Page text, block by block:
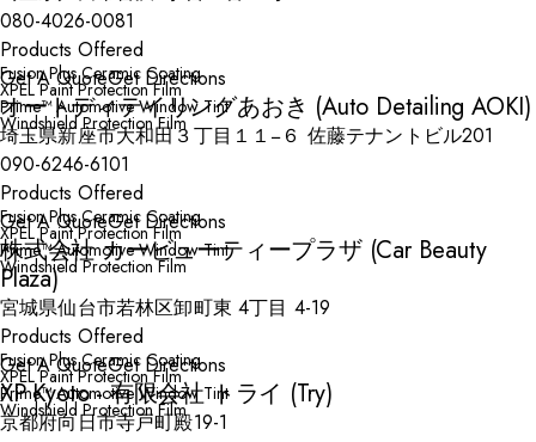
080-4026-0081
Products Offered
Fusion Plus Ceramic Coating
XPEL Paint Protection Film
Prime™ Automotive Window Tint
Windshield Protection Film
Get A QuoteGet Directions
オートディテイリングあおき (Auto Detailing AOKI)
埼玉県新座市大和田３丁目１１−６ 佐藤テナントビル201
090-6246-6101
Products Offered
Fusion Plus Ceramic Coating
XPEL Paint Protection Film
Prime™ Automotive Window Tint
Windshield Protection Film
Get A QuoteGet Directions
株式会社 カービューティープラザ (Car Beauty
Plaza)
宮城県仙台市若林区卸町東 4丁目 4-19
Products Offered
Fusion Plus Ceramic Coating
XPEL Paint Protection Film
Prime™ Automotive Window Tint
Windshield Protection Film
Get A QuoteGet Directions
XP Kyoto - 有限会社 トライ (Try)
京都府向日市寺戸町殿19-1